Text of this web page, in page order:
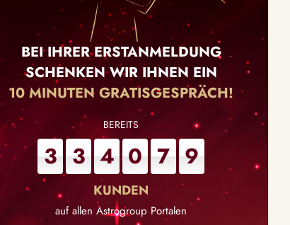
BEI IHRER ERSTANMELDUNG
SCHENKEN WIR IHNEN EIN
10 MINUTEN GRATISGESPRÄCH!
3 3 4 0 7 9
auf allen Astrogroup Portalen